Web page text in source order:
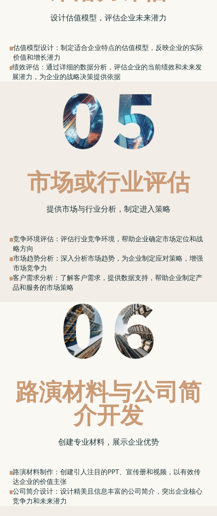
设计估值模型，评估企业未来潜力
估值模型设计：制定适合企业特点的估值模型，反映企业的实际
价值和增长潜力
绩效评估：通过详细的数据分析，评估企业的当前绩效和未来发
展潜力，为企业的战略决策提供依据
市场或行业评估
提供市场与行业分析，制定进入策略
竞争环境评估：评估行业竞争环境，帮助企业确定市场定位和战
略方向
市场趋势分析：深入分析市场趋势，为企业制定应对策略，增强
市场竞争力
客户需求分析：了解客户需求，提供数据支持，帮助企业制定产
品和服务的市场策略
路演材料与公司简
介开发
创建专业材料，展示企业优势
路演材料制作：创建引人注目的PPT、宣传册和视频，以有效传
达企业的价值主张
公司简介设计：设计精美且信息丰富的公司简介，突出企业核心
竞争力和未来潜力